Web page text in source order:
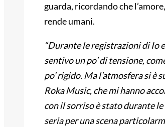
guarda, ricordando che
rende umani.
“Durante le registrazioni di Io
sentivo un po’ di tensione,
po’ rigido. Ma l’atmosfera si è
Roka Music, che mi hanno
con il sorriso è stato durante
seria per una scena